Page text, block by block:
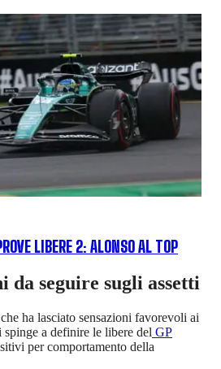
LIBERE 2: ALONSO AL TOP
da seguire sugli assetti
ha lasciato sensazioni favorevoli ai
a definire le libere del GP
per comportamento della